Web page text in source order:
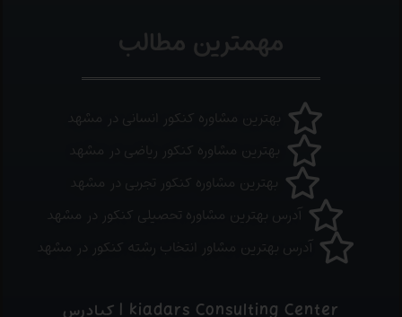
مهمترین مطالب
بهترین مشاوره کنکور انسانی در مشهد
بهترین مشاوره کنکور ریاضی در مشهد
بهترین مشاوره کنکور تجربی در مشهد
آدرس بهترین مشاوره تحصیلی کنکور در مشهد
آدرس بهترین مشاور انتخاب رشته کنکور در مشهد
kiadars Consulting Center | کیادرس